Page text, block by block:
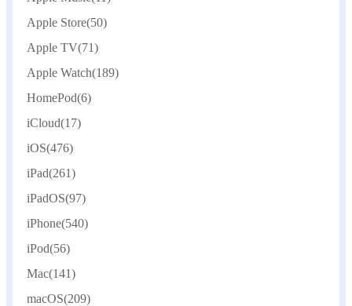
Apple Store(50)
Apple TV(71)
Apple Watch(189)
HomePod(6)
iCloud(17)
iOS(476)
iPad(261)
iPadOS(97)
iPhone(540)
iPod(56)
Mac(141)
macOS(209)